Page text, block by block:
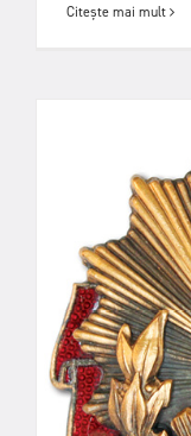
Citește mai mult